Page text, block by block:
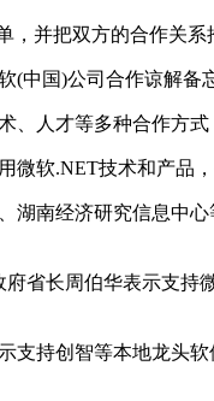
把双方的合作关系
国)公司合作谅解备
才等多种合作方式
.NET技术和产品，
经济研究信息中心
长周伯华表示支持
创智等本地龙头软